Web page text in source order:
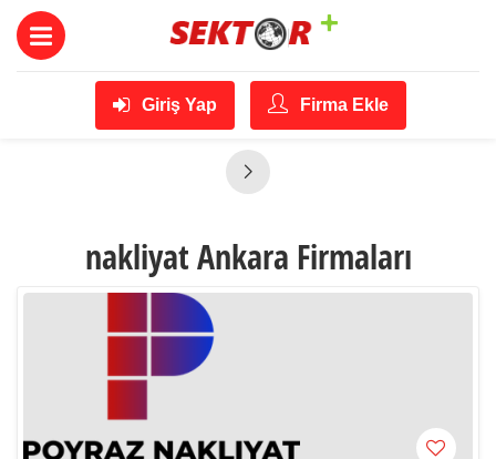
Giriş Yap Firma Ekle
nakliyat Ankara Firmaları